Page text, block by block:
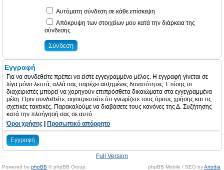
Αυτόματη σύνδεση σε κάθε επίσκεψη
Απόκρυψη των στοιχείων μου κατά την διάρκεια της
σύνδεσης
Εγγραφή
Για να συνδεθείτε πρέπει να είστε εγγεγραμμένο μέλος. Η εγγραφή γίνεται σε
λίγα μόνο λεπτά, αλλά σας παρέχει αυξημένες δυνατότητες. Επίσης οι
διαχειριστές μπορεί να χορηγούν επιπρόσθετα δικαιώματα στα εγγεγραμμένα
μέλη. Πριν συνδεθείτε, σιγουρευτείτε ότι γνωρίζετε τους όρους χρήσης και τις
σχετικές τακτικές. Παρακαλούμε να διαβάσετε τους κανόνες της Δ. Συζήτησης
κατά την πλοήγησή σας σε αυτό.
Όροι χρήσης
Προσωπικό απόρρητο
Εγγραφή
Full Version
Powered by phpBB © phpBB Group. phpBB Mobile / SEO byArtodia